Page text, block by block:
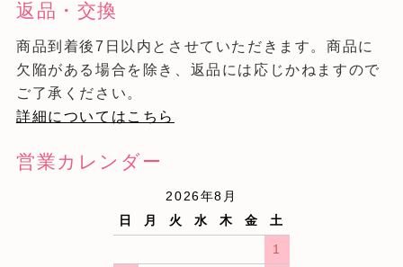
返品・交換
商品到着後7日以内とさせていただきます。商品に
欠陥がある場合を除き、返品には応じかねますので
ご了承ください。
詳細についてはこちら
営業カレンダー
2026年8月
日
月 火 水 木 金
土
1